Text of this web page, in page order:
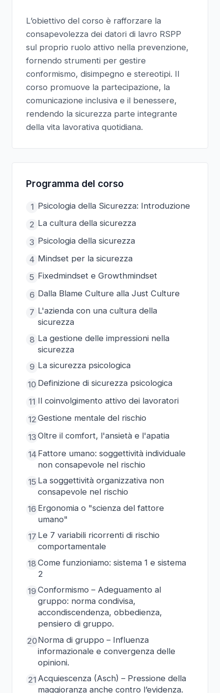
L’obiettivo del corso è rafforzare la
consapevolezza dei datori di lavro RSPP
sul proprio ruolo attivo nella prevenzione,
fornendo strumenti per gestire
conformismo, disimpegno e stereotipi. Il
corso promuove la partecipazione, la
comunicazione inclusiva e il benessere,
rendendo la sicurezza parte integrante
della vita lavorativa quotidiana.
Programma del corso
1 Psicologia della Sicurezza: Introduzione
2 La cultura della sicurezza
3 Psicologia della sicurezza
4 Mindset per la sicurezza
5 Fixedmindset e Growthmindset
6 Dalla Blame Culture alla Just Culture
7 L'azienda con una cultura della
sicurezza
8 La gestione delle impressioni nella
sicurezza
9 La sicurezza psicologica
10 Definizione di sicurezza psicologica
11 Il coinvolgimento attivo dei lavoratori
12 Gestione mentale del rischio
13 Oltre il comfort, l'ansietà e l'apatia
14 Fattore umano: soggettività individuale
non consapevole nel rischio
15 La soggettività organizzativa non
consapevole nel rischio
16 Ergonomia o "scienza del fattore
umano"
17 Le 7 variabili ricorrenti di rischio
comportamentale
18 Come funzioniamo: sistema 1 e sistema
2
19 Conformismo – Adeguamento al
gruppo: norma condivisa,
accondiscendenza, obbedienza,
pensiero di gruppo.
20Norma di gruppo – Influenza
informazionale e convergenza delle
opinioni.
21 Acquiescenza (Asch) – Pressione della
maggioranza anche contro l’evidenza.